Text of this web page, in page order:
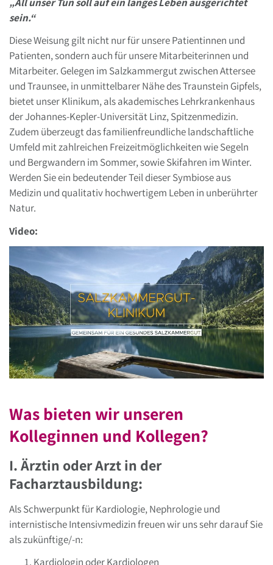
sein.“
Diese Weisung gilt nicht nur für unsere Patientinnen und
Patienten, sondern auch für unsere Mitarbeiterinnen und
Mitarbeiter. Gelegen im Salzkammergut zwischen Attersee
und Traunsee, in unmittelbarer Nähe des Traunstein Gipfels,
bietet unser Klinikum, als akademisches Lehrkrankenhaus
der Johannes-Kepler-Universität Linz, Spitzenmedizin.
Zudem überzeugt das familienfreundliche landschaftliche
Umfeld mit zahlreichen Freizeitmöglichkeiten wie Segeln
und Bergwandern im Sommer, sowie Skifahren im Winter.
Werden Sie ein bedeutender Teil dieser Symbiose aus
Medizin und qualitativ hochwertigem Leben in unberührter
Natur.
Video:
Was bieten wir unseren
Kolleginnen und Kollegen?
I. Ärztin oder Arzt in der
Facharztausbildung:
Als Schwerpunkt für Kardiologie, Nephrologie und
internistische Intensivmedizin freuen wir uns sehr darauf Sie
als zukünftige/-n:
Kardiologin oder Kardiologen